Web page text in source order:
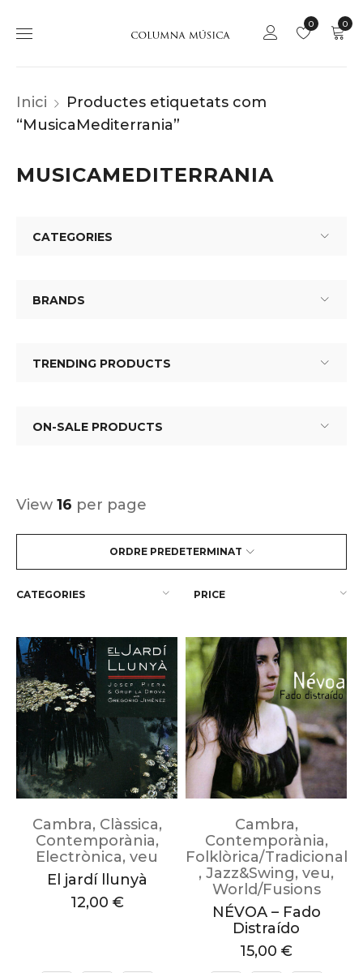
0
0
Inici
Productes etiquetats com
“MusicaMediterrania”
MUSICAMEDITERRANIA
CATEGORIES
BRANDS
TRENDING PRODUCTS
ON-SALE PRODUCTS
ORDRE PREDETERMINAT
View 16 per page
CATEGORIES PRICE
Cambra, Clàssica,
Contemporània,
Electrònica, veu
El jardí llunyà
12,00 €
Cambra,
Contemporània,
Folklòrica/Tradicional
, Jazz&Swing, veu,
World/Fusions
NÉVOA – Fado
Distraído
15,00 €